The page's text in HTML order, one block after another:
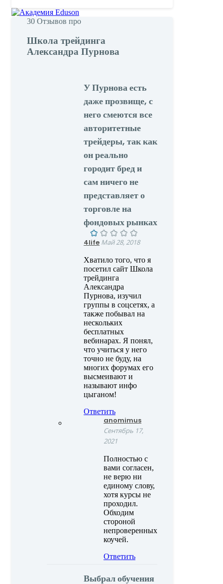
30 Отзывов про
Школа трейдинга
Александра Пурнова
У Пурнова есть
даже прозвище, с
него смеются все
авторитетные
трейдеры, так как
он реально
городит бред и
сам ничего не
представляет о
торговле на
фондовых рынках
4life Май 28, 2018
Хватило того, что я
посетил сайт Школа
трейдинга
Александра
Пурнова, изучил
группы в соцсетях, а
также побывал на
нескольких
бесплатных
вебинарах. Я понял,
что учиться у него
точно не буду, на
многих форумах его
высмеивают и
называют инфо
цыганом!
Ответить
anomimus
Сентябрь 17,
2021
Полностью с
вами согласен,
не верю ни
единому слову,
хотя курсы не
проходил.
Обходим
стороной
непроверенных
коучей.
Ответить
Выбрал обучения